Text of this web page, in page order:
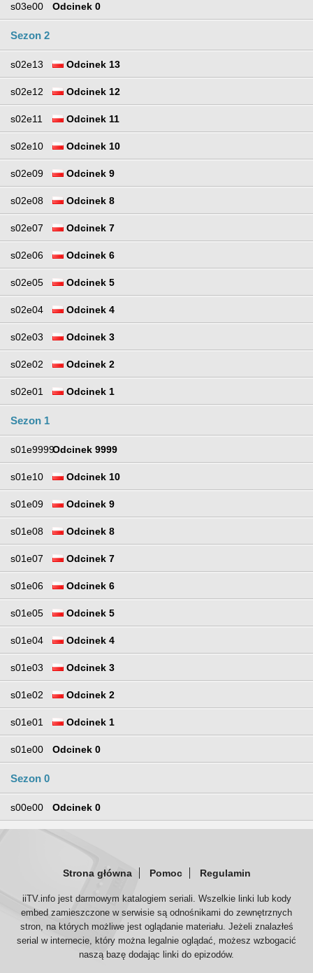
s03e00 Odcinek 0
Sezon 2
s02e13 Odcinek 13
s02e12 Odcinek 12
s02e11 Odcinek 11
s02e10 Odcinek 10
s02e09 Odcinek 9
s02e08 Odcinek 8
s02e07 Odcinek 7
s02e06 Odcinek 6
s02e05 Odcinek 5
s02e04 Odcinek 4
s02e03 Odcinek 3
s02e02 Odcinek 2
s02e01 Odcinek 1
Sezon 1
s01e9999Odcinek 9999
s01e10 Odcinek 10
s01e09 Odcinek 9
s01e08 Odcinek 8
s01e07 Odcinek 7
s01e06 Odcinek 6
s01e05 Odcinek 5
s01e04 Odcinek 4
s01e03 Odcinek 3
s01e02 Odcinek 2
s01e01 Odcinek 1
s01e00 Odcinek 0
Sezon 0
s00e00 Odcinek 0
Strona główna Pomoc Regulamin
iiTV.info jest darmowym katalogiem seriali. Wszelkie linki lub kody
embed zamieszczone w serwisie są odnośnikami do zewnętrznych
stron, na których możliwe jest oglądanie materiału. Jeżeli znalazłeś
serial w internecie, który można legalnie oglądać, możesz wzbogacić
naszą bazę dodając linki do epizodów.